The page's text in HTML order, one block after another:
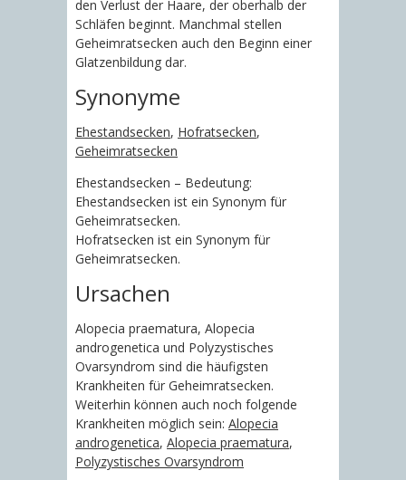
den Verlust der Haare, der oberhalb der
Schläfen beginnt. Manchmal stellen
Geheimratsecken auch den Beginn einer
Glatzenbildung dar.
Synonyme
Ehestandsecken, Hofratsecken,
Geheimratsecken
Ehestandsecken – Bedeutung:
Ehestandsecken ist ein Synonym für
Geheimratsecken.
Hofratsecken ist ein Synonym für
Geheimratsecken.
Ursachen
Alopecia praematura, Alopecia
androgenetica und Polyzystisches
Ovarsyndrom sind die häufigsten
Krankheiten für Geheimratsecken.
Weiterhin können auch noch folgende
Krankheiten möglich sein: Alopecia
androgenetica, Alopecia praematura,
Polyzystisches Ovarsyndrom